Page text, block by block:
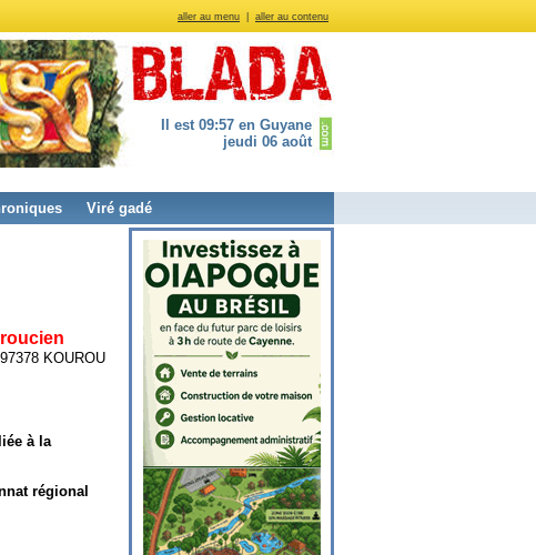
aller au menu aller au contenu
Il est 09:57 en Guyane
jeudi 06 août
Viré gadé
KOUROU
à la
régional